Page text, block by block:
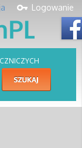
Logowanie